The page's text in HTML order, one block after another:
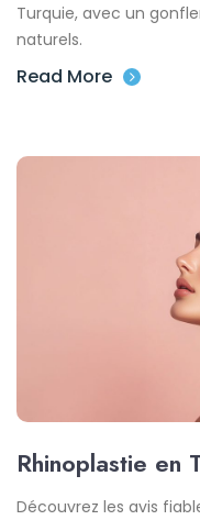
Turquie, avec un
naturels.
Read More
Rhinoplastie en
Découvrez les avis